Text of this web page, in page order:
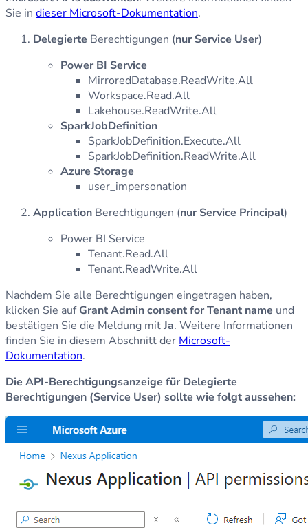
Sie in dieser Microsoft-Dokumentation.
Delegierte Berechtigungen (nur Service User)
Power BI Service
MirroredDatabase.ReadWrite.All
Workspace.Read.All
Lakehouse.ReadWrite.All
SparkJobDefinition
SparkJobDefinition.Execute.All
SparkJobDefinition.ReadWrite.All
Azure Storage
user_impersonation
Application Berechtigungen (nur Service Principal)
Power BI Service
Tenant.Read.All
Tenant.ReadWrite.All
Nachdem Sie alle Berechtigungen eingetragen haben,
klicken Sie aufGrant Admin consent for Tenant name und
bestätigen Sie die Meldung mitJa. Weitere Informationen
finden Sie in diesem Abschnitt der Microsoft-
Dokumentation.
Die API-Berechtigungsanzeige für Delegierte
Berechtigungen (Service User) sollte wie folgt aussehen: